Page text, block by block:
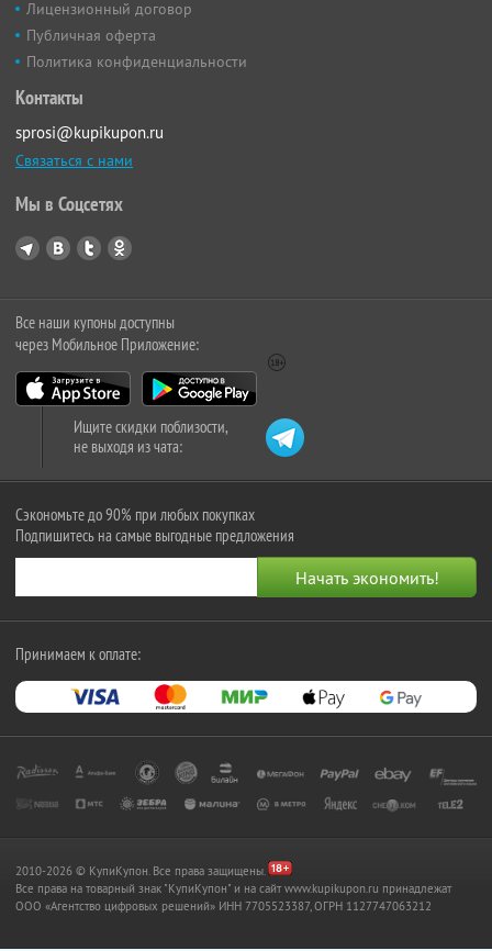
Лицензионный договор
Публичная оферта
Политика конфиденциальности
Контакты
sprosi@kupikupon.ru
Связаться с нами
Мы в Соцсетях
Все наши купоны доступны
через Мобильное Приложение:
Ищите скидки поблизости,
не выходя из чата:
Сэкономьте до 90% при любых покупках
Подпишитесь на самые выгодные предложения
Принимаем к оплате:
2010-2026 © КупиКупон. Все права защищены.
Все права на товарный знак "КупиКупон" и на сайт www.kupikupon.ru принадлежат
OOO «Агентство цифровых решений» ИНН 7705523387, ОГРН 1127747063212